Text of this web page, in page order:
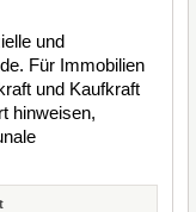
und
Für Immobilien
und Kaufkraft
hinweisen,